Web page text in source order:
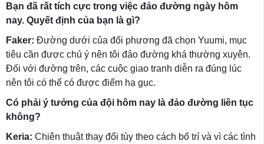
Bạn đã rất tích cực trong việc đảo đường ngày hôm
nay. Quyết định của bạn là gì?
Faker: Đường dưới của đối phương đã chọn Yuumi, mục
tiêu cần được chú ý nên tôi đảo đường khá thường xuyên.
Đối với đường trên, các cuộc giao tranh diễn ra đúng lúc
nên tôi có thể có được điểm hạ gục.
Có phải ý tưởng của đội hôm nay là đảo đường liên tục
không?
Keria: Chiên thuật thay đổi tùy theo cách bố trí và vì các tình